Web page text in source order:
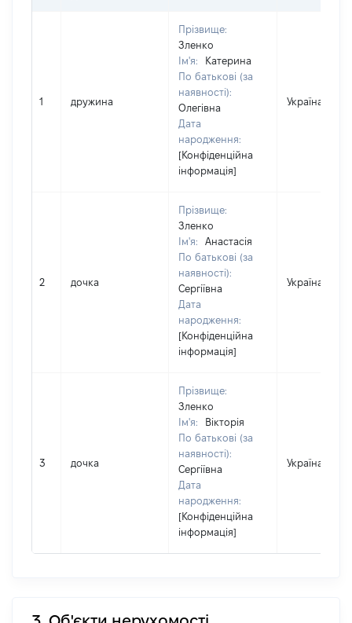
1 дружина
Прізвище:
Зленко
Ім'я:
Катерина
По батькові (за
наявності):
Олегівна
Дата
народження:
[Конфіденційна
інформація]
Україна
2 дочка
Прізвище:
Зленко
Ім'я:
Анастасія
По батькові (за
наявності):
Сергіївна
Дата
народження:
[Конфіденційна
інформація]
Україна
3 дочка
Прізвище:
Зленко
Ім'я:
Вікторія
По батькові (за
наявності):
Сергіївна
Дата
народження:
[Конфіденційна
інформація]
Україна